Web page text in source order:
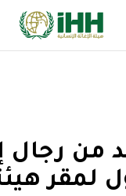
من رجال
لمقر